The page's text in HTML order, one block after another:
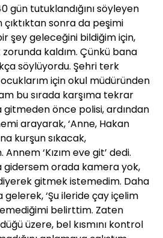
gün tutuklandığını söyleyen
çıktıktan sonra da peşimi
şey geleceğini bildiğim için,
kaldım. Çünkü bana
söylüyordu. Şehri terk
için okul müdüründen
bu sırada karşıma tekrar
gitmeden önce polisi, ardından
arayarak, ‘Anne, Hakan
kurşun sıkacak,
‘Kızım eve git’ dedi.
gidersem orada kamera yok,
gitmek istemedim. Daha
‘Şu ileride çay içelim
belirttim. Zaten
üzere, bel kısmını kontrol